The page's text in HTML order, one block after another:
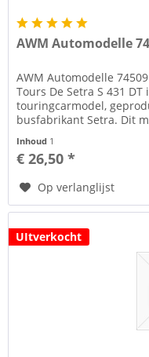
AWM Automodelle
AWM Automodelle
Tours De Setra S 431
touringcarmodel,
busfabrikant Setra. Dit
Inhoud 1
€ 26,50 *
Op verlanglijst
UItverkocht